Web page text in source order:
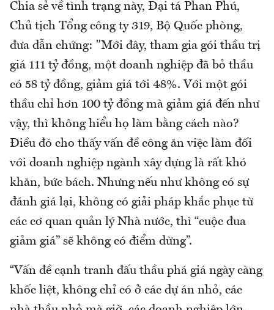
Chia sẻ về tình trạng này, Đại tá Phan Phú,
Chủ tịch Tổng công ty 319, Bộ Quốc phòng,
đưa dẫn chứng: "Mới đây, tham gia gói thầu trị
giá 111 tỷ đồng, một doanh nghiệp đã bỏ thầu
có 58 tỷ đồng, giảm giá tới 48%. Với một gói
thầu chỉ hơn 100 tỷ đồng mà giảm giá đến như
vậy, thì không hiểu họ làm bằng cách nào?
Điều đó cho thấy vấn đề công ăn việc làm đối
với doanh nghiệp ngành xây dựng là rất khó
khăn, bức bách. Nhưng nếu như không có sự
đánh giá lại, không có giải pháp khắc phục từ
các cơ quan quản lý Nhà nước, thì “cuộc đua
giảm giá” sẽ không có điểm dừng”.
“Vấn đề cạnh tranh đấu thầu phá giá ngày càng
khốc liệt, không chỉ có ở các dự án nhỏ, các